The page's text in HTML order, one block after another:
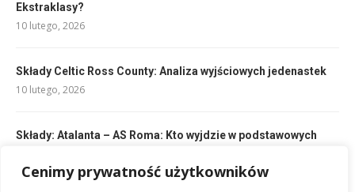
Cenimy prywatność użytkowników
Ekstraklasy?
10 lutego, 2026
Składy Celtic Ross County: Analiza wyjściowych jedenastek
10 lutego, 2026
Składy: Atalanta – AS Roma: Kto wyjdzie w podstawowych
10 lutego, 2026